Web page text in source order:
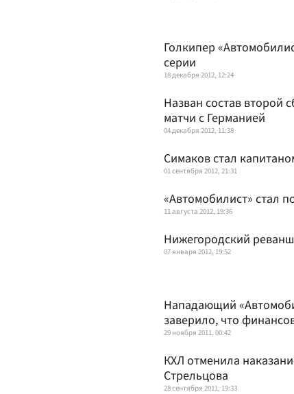
Голкипер
серии
18 декабря 2012, 12:24
Назван состав второй
матчи с Германией
04 декабря 2012, 11:38
Симаков стал
01 сентября 2012, 21:31
«Автомобилист» стал
11 августа 2012, 19:36
Нижегородский реванш
07 января 2012, 19:52
Нападающий
заверило, что
29 ноября 2011, 00:42
КХЛ отменила
Стрельцова
28 сентября 2011, 19:33